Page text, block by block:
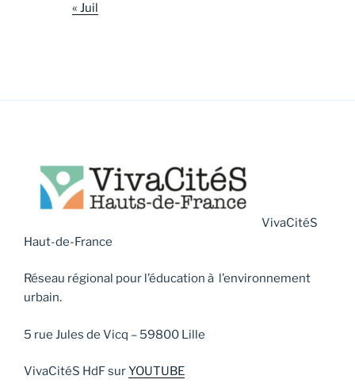
« Juil
VivaCitéS
Haut-de-France
Réseau régional pour l’éducation à l’environnement
urbain.
5 rue Jules de Vicq – 59800 Lille
VivaCitéS HdF surYOUTUBE